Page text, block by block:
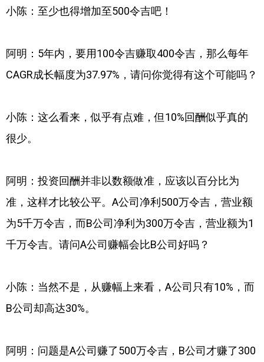
小陈：至少也得增加至500令吉吧！
阿明：5年内，要用100令吉赚取400令吉，那么每年
CAGR成长幅度为37.97%，请问你觉得有这个可能吗？
小陈：这么看来，似乎有点难，但10%回酬似乎真的
很少。
阿明：投资回酬并非以数额做准，应该以百分比为
准，这样才比较公平。A公司净利500万令吉，营业额
为5千万令吉，而B公司净利为300万令吉，营业额为1
千万令吉。请问A公司赚幅会比B公司好吗？
小陈：当然不是，从赚幅上来看，A公司只有10%，而
B公司却高达30%。
阿明：问题是A公司赚了500万令吉，B公司才赚了300